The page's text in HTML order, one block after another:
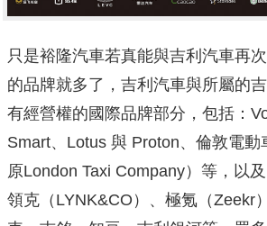
只是裕隆汽車若真能與吉利汽車再
的品牌就多了，吉利汽車與所屬的
有經營權的國際品牌部分，包括：
Smart、Lotus 與 Proton、倫敦電動
原London Taxi Company）等，以
領克（LYNK&CO）、極氪（Zeekr